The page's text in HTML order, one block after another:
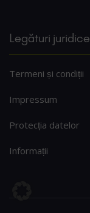
Legături juridice
Termeni și condiții
Impressum
Protecția datelor
Informații